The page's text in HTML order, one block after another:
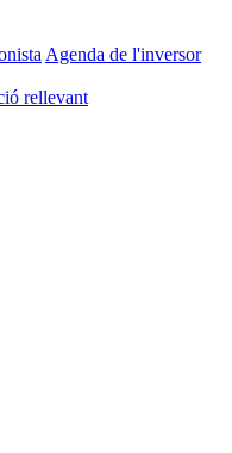
Agenda de l'inversor
rellevant